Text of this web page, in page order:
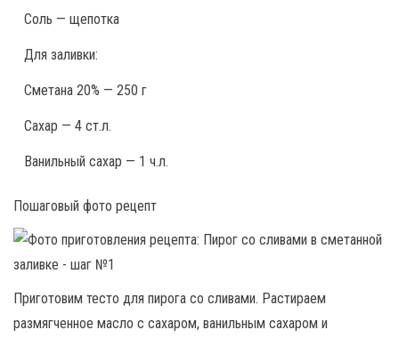
Соль — щепотка
Для заливки:
Сметана 20% — 250 г
Сахар — 4 ст.л.
Ванильный сахар — 1 ч.л.
Пошаговый фото рецепт
Приготовим тесто для пирога со сливами. Растираем
размягченное масло с сахаром, ванильным сахаром и